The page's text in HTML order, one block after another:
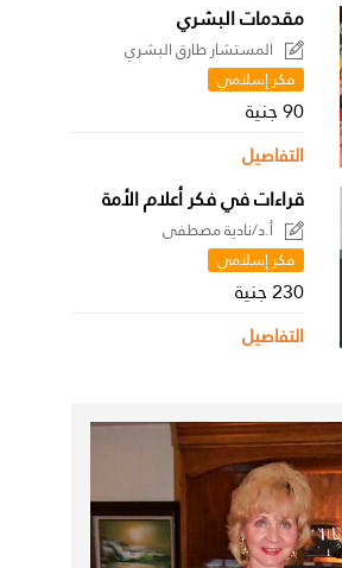
مقدمات البشري
المستشار طارق البشري
فكر إسلامي
90 جنية
التفاصيل
قراءات في فكر أعلام الأمة
أ.د/نادية مصطفى
فكر إسلامي
230 جنية
التفاصيل